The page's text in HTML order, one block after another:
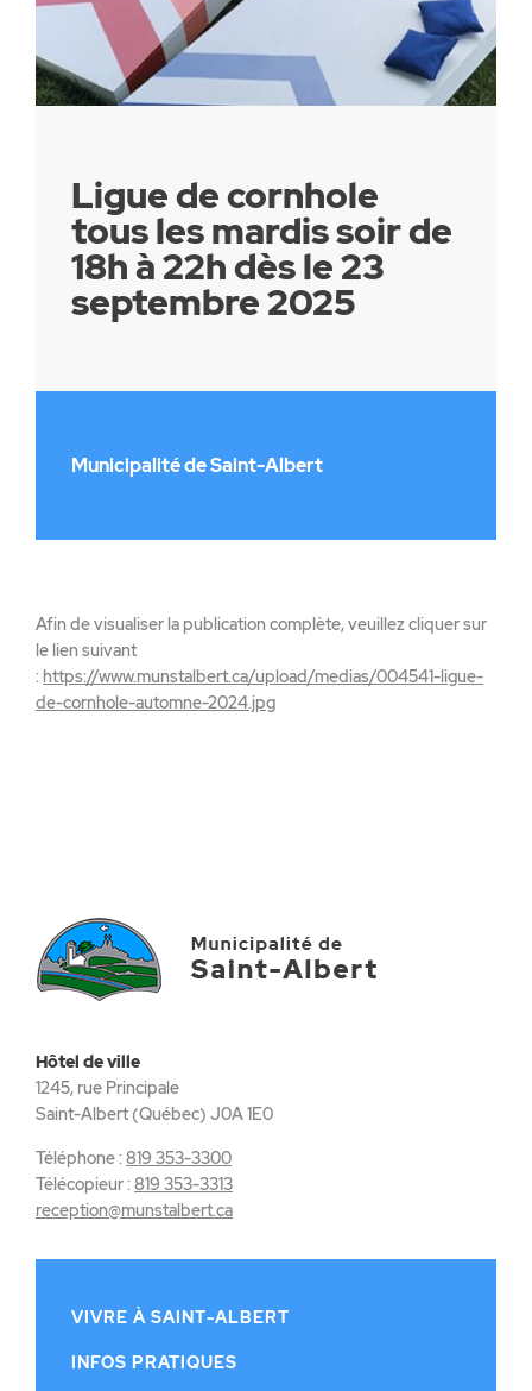
Ligue de cornhole
tous les mardis soir de
18h à 22h dès le 23
septembre 2025
Municipalité de Saint-Albert
Afin de visualiser la publication complète, veuillez cliquer sur
le lien suivant
: https://www.munstalbert.ca/upload/medias/004541-ligue-
de-cornhole-automne-2024.jpg
Hôtel de ville
1245, rue Principale
Saint-Albert (Québec) J0A 1E0
Téléphone :819 353-3300
Télécopieur :819 353-3313
reception@munstalbert.ca
VIVRE À SAINT-ALBERT
INFOS PRATIQUES